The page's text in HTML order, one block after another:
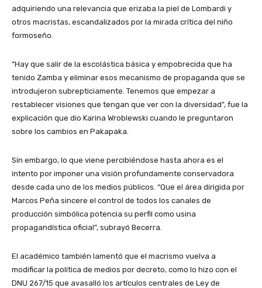
adquiriendo una relevancia que erizaba la piel de Lombardi y
otros macristas, escandalizados por la mirada crítica del niño
formoseño.
“Hay que salir de la escolástica básica y empobrecida que ha
tenido Zamba y eliminar esos mecanismo de propaganda que se
introdujeron subrepticiamente. Tenemos que empezar a
restablecer visiones que tengan que ver con la diversidad”, fue la
explicación que dio Karina Wroblewski cuando le preguntaron
sobre los cambios en Pakapaka.
Sin embargo, lo que viene percibiéndose hasta ahora es el
intento por imponer una visión profundamente conservadora
desde cada uno de los medios públicos. “Que el área dirigida por
Marcos Peña sincere el control de todos los canales de
producción simbólica potencia su perfil como usina
propagandística oficial”, subrayó Becerra.
El académico también lamentó que el macrismo vuelva a
modificar la política de medios por decreto, como lo hizo con el
DNU 267/15 que avasalló los artículos centrales de Ley de